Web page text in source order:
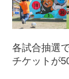
各試合抽選
チケットが